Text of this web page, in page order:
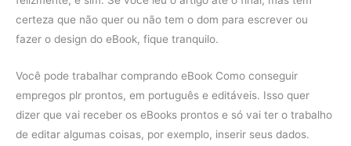
certeza que não quer ou não tem o dom para escrever ou
fazer o design do eBook, fique tranquilo.
Você pode trabalhar comprando eBook Como conseguir
empregos plr prontos, em português e editáveis. Isso quer
dizer que vai receber os eBooks prontos e só vai ter o trabalho
de editar algumas coisas, por exemplo, inserir seus dados.